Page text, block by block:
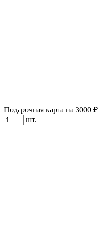
Подарочная карта на 3000 ₽
шт.